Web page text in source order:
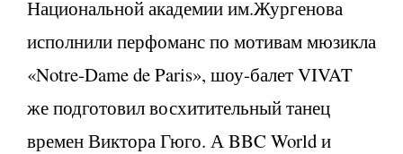
Национальной академии им.Жургенова
исполнили перфоманс по мотивам мюзикла
«Notre-Dame de Paris», шоу-балет VIVAT
же подготовил восхитительный танец
времен Виктора Гюго. А BBC World и